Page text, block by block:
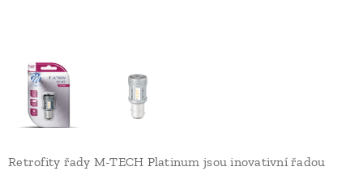
Retrofity řady M-TECH Platinum jsou inovativní řadou